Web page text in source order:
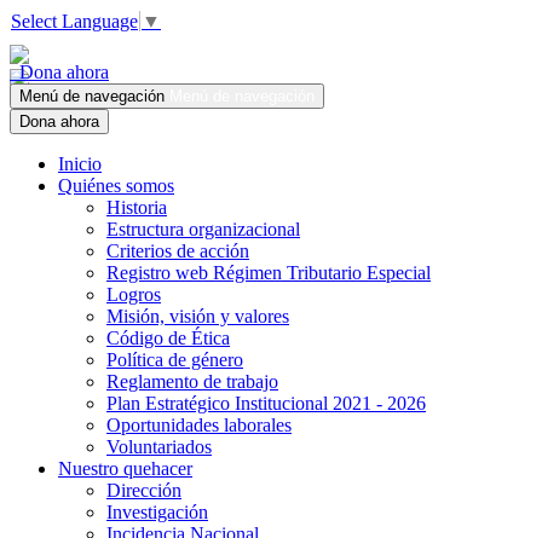
Select Language ▼
Dona ahora
Menú de navegación
Dona ahora
Inicio
Quiénes somos
Historia
Estructura organizacional
Criterios de acción
Registro web Régimen Tributario Especial
Logros
Misión, visión y valores
Código de Ética
Política de género
Reglamento de trabajo
Plan Estratégico Institucional 2021 - 2026
Oportunidades laborales
Voluntariados
Nuestro quehacer
Dirección
Investigación